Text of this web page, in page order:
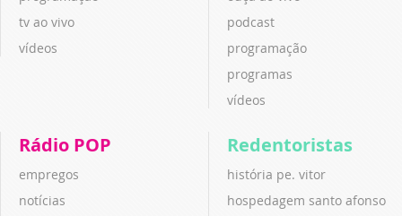
tv ao vivo
vídeos
podcast
programação
programas
vídeos
Rádio POP
empregos
notícias
Redentoristas
história pe. vitor
hospedagem santo afonso